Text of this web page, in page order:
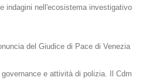
indagini nell'ecosistema investigativo
del Giudice di Pace di Venezia
e attività di polizia. Il Cdm